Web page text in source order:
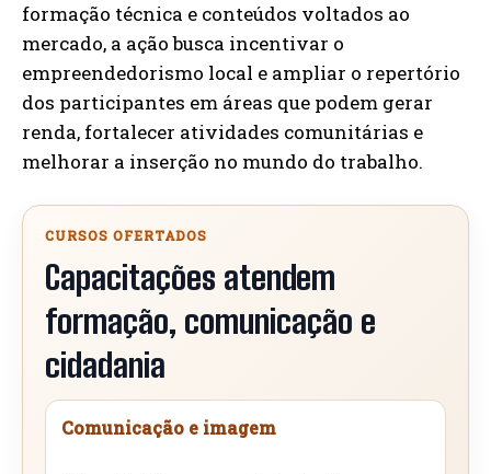
formação técnica e conteúdos voltados ao
mercado, a ação busca incentivar o
empreendedorismo local e ampliar o repertório
dos participantes em áreas que podem gerar
renda, fortalecer atividades comunitárias e
melhorar a inserção no mundo do trabalho.
CURSOS OFERTADOS
Capacitações atendem
formação, comunicação e
cidadania
Comunicação e imagem